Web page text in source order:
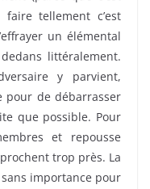
tellement c’est
un élémental
littéralement.
y parvient,
pour de débarrasser
que possible. Pour
et repousse
trop près. La
importance pour